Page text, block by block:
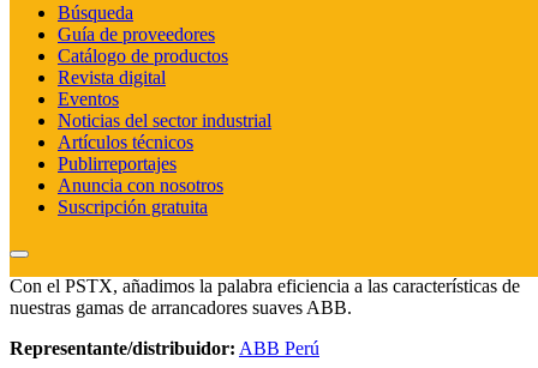
Búsqueda
Guía de proveedores
Catálogo de productos
Revista digital
Eventos
Noticias del sector industrial
Artículos técnicos
Publirreportajes
Anuncia con nosotros
Suscripción gratuita
Reguladores PID Serie ATR – Visualizador serie STR
Arrancadores electrónicos y Controladores
Arrancadores electrónicos
PSTX
avanzado diseño de la electrónica y del software.
Con el PSTX, añadimos la palabra eficiencia a las características de
nuestras gamas de arrancadores suaves ABB.
Representante/distribuidor: ABB Perú